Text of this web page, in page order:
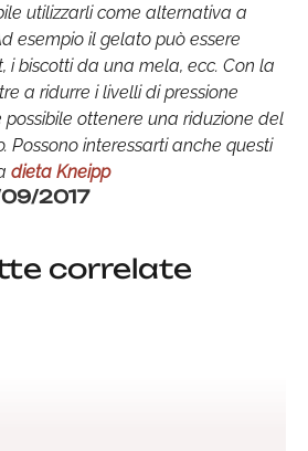
utilizzarli come alternativa a
esempio il gelato può essere
i biscotti da una mela, ecc. Con la
a ridurre i livelli di pressione
ottenere una riduzione del
Possono interessarti anche questi
dieta Kneipp
2017
correlate